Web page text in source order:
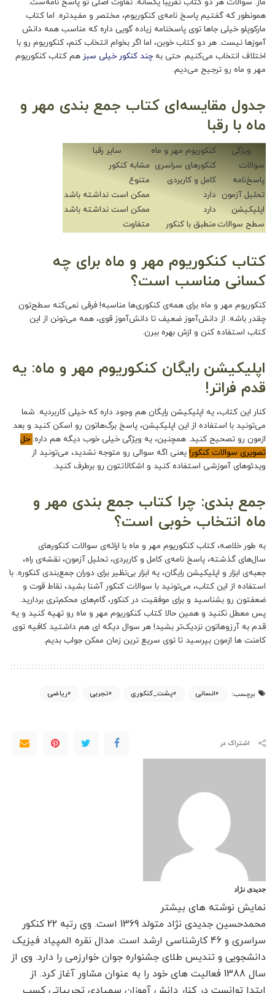
همونطور که گفتیم پاسخ‌ نامه‌ی کنکوریوم، مختصر و مفیدتره. اما کتاب
مارکوپلو خیلی جاها توی پاسخنامه زیاده گویی داره که مناسب همه دانش
آموزها نیست. هر دو کتاب خوبن، اما اگر بخوام انتخاب کنم، کنکوریوم رو با
اختلاف انتخاب می‌کنیم. حتی به چند کنکور خیلی سبز هم کتاب کنکوریوم
مهر و ماه رو ترجیح می‌دیم.
جدول مقایسه‌ای کتاب جمع بندی مهر و
ماه با رقبا
ویژگی کنکوریوم مهر و ماه
سایر رقبا
سوالات
کنکورهای سراسری مشابه کنکور
پاسخ‌نامه
کامل و کاربردی
متنوع
تحلیل آزمون دارد
ممکن است نداشته باشد
اپلیکیشن
دارد
ممکن است نداشته باشد
سطح سوالاتمنطبق با کنکور متفاوت
کتاب کنکوریوم مهر و ماه برای چه
کسانی مناسب است؟
کنکوریوم مهر و ماه برای همه‌ی کنکوری‌ها مناسبه! فرقی نمی‌کنه سطح‌تون
چقدر باشه. از دانش‌آموز ضعیف تا دانش‌آموز قوی، همه می‌تونن از این
کتاب استفاده کنن و ازش بهره ببرن.
اپلیکیشن رایگان کنکوریوم مهر و ماه: یه
قدم فراتر!
کنار این کتاب، یه اپلیکیشن رایگان هم وجود داره که خیلی کاربردیه. شما
می‌تونید با استفاده از این اپلیکیشن، پاسخ‌ برگ‌هاتون رو اسکن کنید و بعد
ازمون رو تصحیح کنید. همچنین، یه ویژگی خیلی خوب دیگه هم داره: حل
تصویری سوالات کنکور! یعنی اگه سوالی رو متوجه نشدید، می‌تونید از
ویدئوهای آموزشی استفاده کنید و اشکالاتتون رو برطرف کنید.
جمع‌ بندی: چرا کتاب جمع بندی مهر و
ماه انتخاب خوبی است؟
به طور خلاصه، کتاب کنکوریوم مهر و ماه با ارائه‌ی سوالات کنکورهای
سال‌های گذشته، پاسخ‌ نامه‌ی کامل و کاربردی، تحلیل آزمون، نقشه‌ی راه،
جعبه‌ی ابزار و اپلیکیشن رایگان، یه ابزار بی‌نظیر برای دوران جمع‌بندی کنکوره. با
استفاده از این کتاب، می‌تونید با سوالات کنکور آشنا بشید، نقاط قوت و
ضعفتون رو بشناسید و برای موفقیت در کنکور، گام‌های محکم‌تری بردارید.
پس معطل نکنید و همین حالا کتاب کنکوریوم مهر و ماه رو تهیه کنید و یه
قدم به آرزوهاتون نزدیک‌تر بشید! هر سوال دیگه ای هم داشتید کافیه توی
کامنت ها ازمون بپرسید تا توی سریع ترین زمان ممکن جواب بدیم.
برچسب: انسانی پشت_کنکوری تجربی ریاضی
اشتراک در
جدیدی نژاد
نمایش نوشته های بیشتر
محمدحسین جدیدی نژاد متولد 1369 است. وی رتبه 22 کنکور
سراسری و 46 کارشناسی ارشد است. مدال نقره المپیاد فیزیک
دانشجویی و تندیس طلای جشنواره جوان خوارزمی را دارد. وی از
سال 1388 فعالیت های خود را به عنوان مشاور آغاز کرد. از